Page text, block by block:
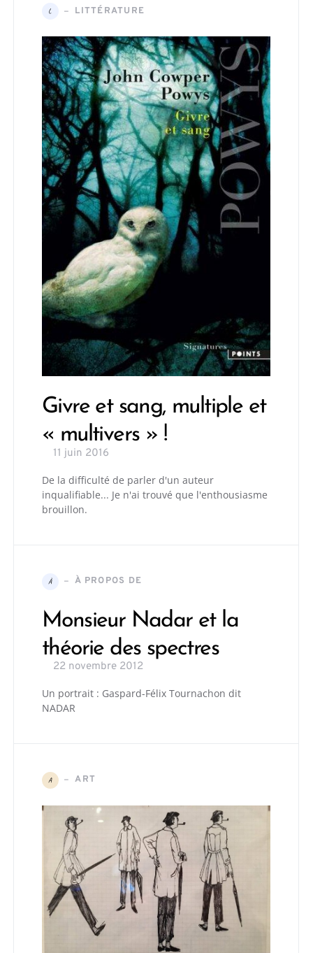
L LITTÉRATURE
Givre et sang, multiple et
« multivers » !
11 juin 2016
De la difficulté de parler d'un auteur
inqualifiable... Je n'ai trouvé que l'enthousiasme
brouillon.
À À PROPOS DE
Monsieur Nadar et la
théorie des spectres
22 novembre 2012
Un portrait : Gaspard-Félix Tournachon dit
NADAR
A ART